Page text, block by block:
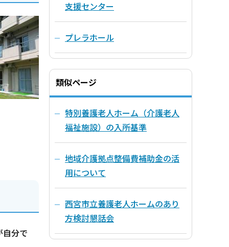
自分で
支援センター
プレラホール
類似ページ
特別養護老人ホーム（介護老人
福祉施設）の入所基準
地域介護拠点整備費補助金の活
用について
西宮市立養護老人ホームのあり
方検討懇話会